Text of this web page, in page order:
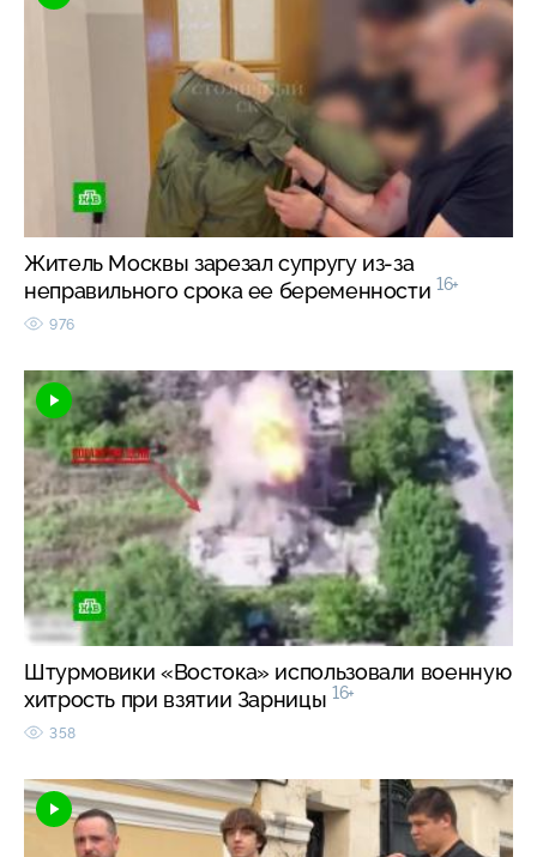
Житель Москвы зарезал супругу из-за
неправильного срока ее беременности 16+
976
Штурмовики «Востока» использовали военную
хитрость при взятии Зарницы 16+
358